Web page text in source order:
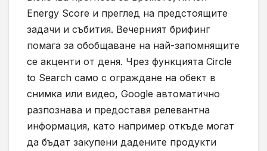
Energy Score и преглед на предстоящите
задачи и събития. Вечерният брифинг
помага за обобщаване на най-запомнящите
се акценти от деня. Чрез функцията Circle
to Search само с ограждане на обект в
снимка или видео, Google автоматично
разпознава и предоставя релевантна
информация, като например откъде могат
да бъдат закупени дадените продукти